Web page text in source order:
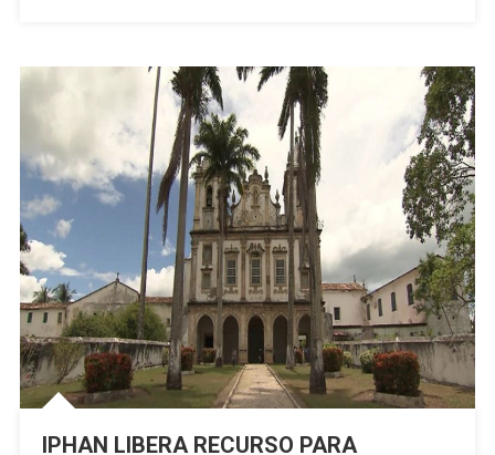
IPHAN LIBERA RECURSO PARA